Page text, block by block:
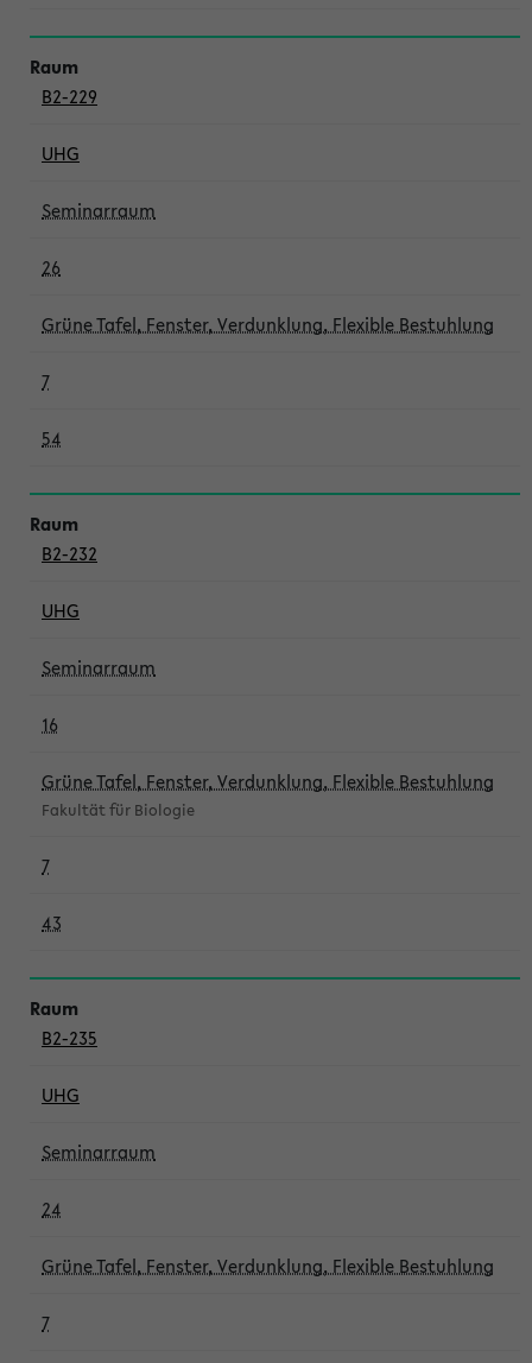
B2-229
UHG
Seminarraum
26
Grüne Tafel, Fenster, Verdunklung, Flexible Bestuhlung
7
54
B2-232
UHG
Seminarraum
16
Grüne Tafel, Fenster, Verdunklung, Flexible Bestuhlung
Fakultät für Biologie
7
43
B2-235
UHG
Seminarraum
24
Grüne Tafel, Fenster, Verdunklung, Flexible Bestuhlung
7